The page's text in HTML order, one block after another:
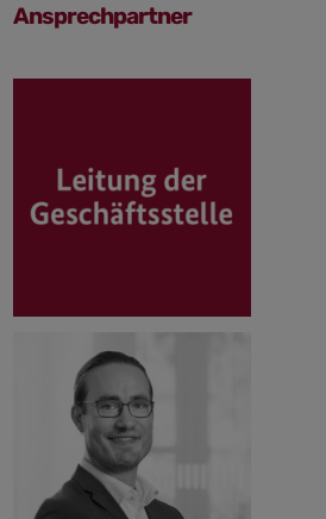
Ansprechpartner